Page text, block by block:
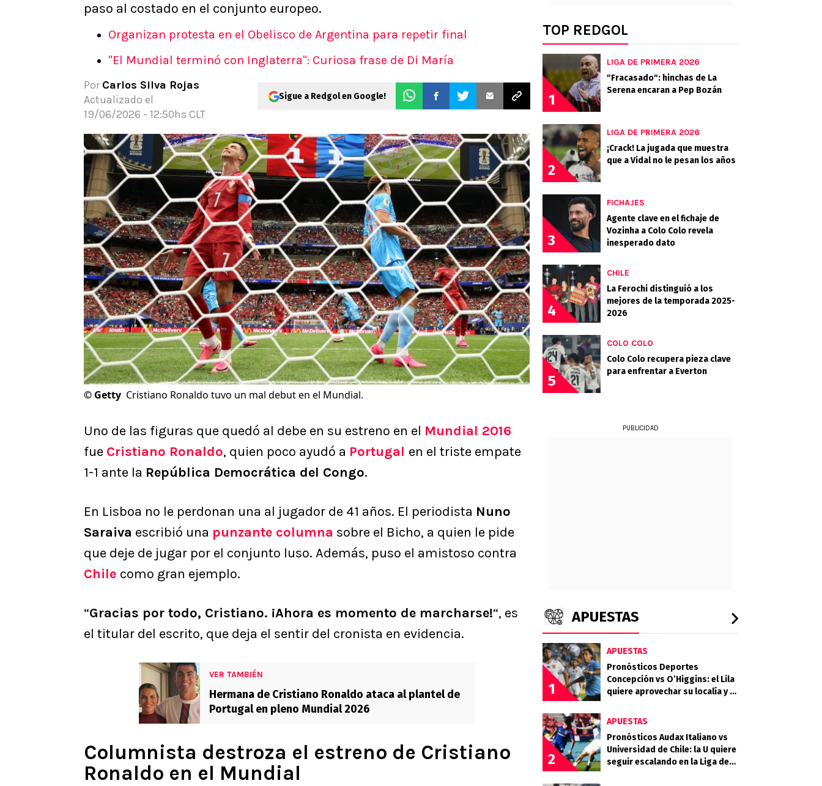
Pronósticos
Apuesta del día
paso al costado en el conjunto europeo.
Organizan protesta en el Obelisco de Argentina para repetir final
"El Mundial terminó con Inglaterra": Curiosa frase de Di María
Por Carlos Silva Rojas
Actualizado el
19/06/2026 - 12:50hs CLT
Sigue a Redgol en Google!
© Getty Cristiano Ronaldo tuvo un mal debut en el Mundial.
Uno de las figuras que quedó al debe en su estreno en el Mundial 2016
fue Cristiano Ronaldo, quien poco ayudó a Portugal en el triste empate
1-1 ante la República Democrática del Congo.
En Lisboa no le perdonan una al jugador de 41 años. El periodista Nuno
Saraiva escribió una punzante columna sobre el Bicho, a quien le pide
que deje de jugar por el conjunto luso. Además, puso el amistoso contra
Chile como gran ejemplo.
“Gracias por todo, Cristiano. ¡Ahora es momento de marcharse!“, es
el titular del escrito, que deja el sentir del cronista en evidencia.
VER TAMBIÉN
Hermana de Cristiano Ronaldo ataca al plantel de
Portugal en pleno Mundial 2026
Columnista destroza el estreno de Cristiano
Ronaldo en el Mundial
TOP REDGOL
1
LIGA DE PRIMERA 2026
"Fracasado": hinchas de La
Serena encaran a Pep Bozán
2
LIGA DE PRIMERA 2026
¡Crack! La jugada que muestra
que a Vidal no le pesan los años
3
FICHAJES
Agente clave en el fichaje de
Vozinha a Colo Colo revela
inesperado dato
4
CHILE
La Ferochi distinguió a los
mejores de la temporada 2025-
2026
5
COLO COLO
Colo Colo recupera pieza clave
para enfrentar a Everton
PUBLICIDAD
APUESTAS
1
APUESTAS
Pronósticos Deportes
Concepción vs O’Higgins: el Lila
quiere aprovechar su localía y el
2
APUESTAS
Pronósticos Audax Italiano vs
Universidad de Chile: la U quiere
seguir escalando en la Liga de